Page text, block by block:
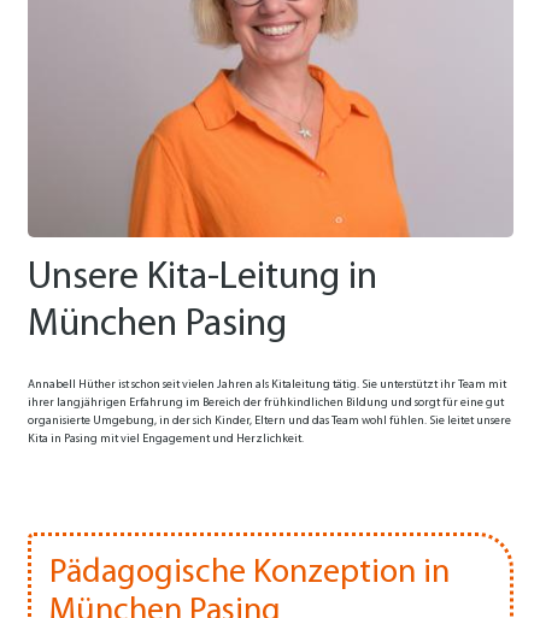
Unsere Kita-Leitung in
München Pasing
Annabell Hüther ist schon seit vielen Jahren als Kitaleitung tätig. Sie unterstützt ihr Team mit
ihrer langjährigen Erfahrung im Bereich der frühkindlichen Bildung und sorgt für eine gut
organisierte Umgebung, in der sich Kinder, Eltern und das Team wohl fühlen. Sie leitet unsere
Kita in Pasing mit viel Engagement und Herzlichkeit.
Pädagogische Konzeption in